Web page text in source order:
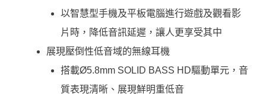
以智慧型手機及平板電腦進行遊戲及觀看影
片時，降低音訊延遲，讓人更享受其中
展現壓倒性低音域的無線耳機
搭載Ø5.8mm SOLID BASS HD驅動單元，音
質表現清晰、展現鮮明重低音